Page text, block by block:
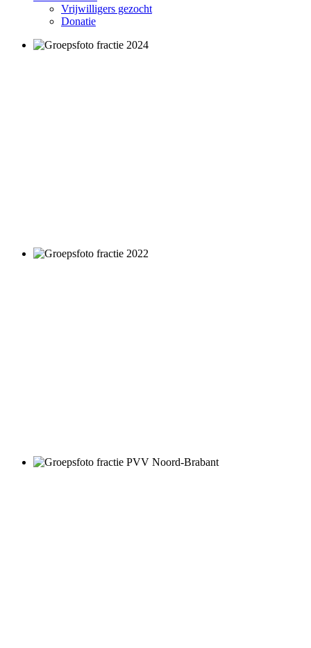
Vrijwilligers gezocht
Donatie